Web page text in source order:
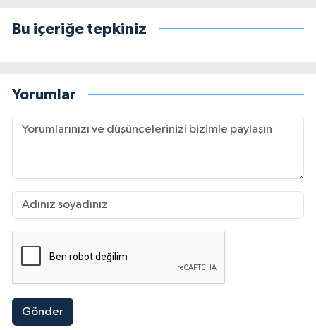
Bu içeriğe tepkiniz
Yorumlar
Gönder